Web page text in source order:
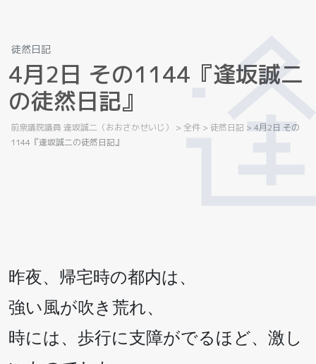
徒然日記
4月2日 その1144 『逢坂誠二
の徒然日記』
前衆議院議員 逢坂誠二（おおさかせいじ） > 全件 > 徒然日記 >4月2日 その
1144『逢坂誠二の徒然日記』
昨夜、帰宅時の都内は、
強い風が吹き荒れ、
時には、歩行に支障がでるほど、激し